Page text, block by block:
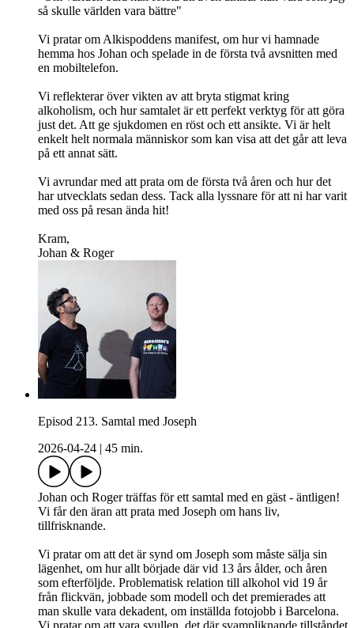
så skulle världen vara bättre"
Vi pratar om Alkispoddens manifest, om hur vi hamnade
hemma hos Johan och spelade in de första två avsnitten med
en mobiltelefon.
Vi reflekterar över vikten av att bryta stigmat kring
alkoholism, och hur samtalet är ett perfekt verktyg för att göra
just det. Att ge sjukdomen en röst och ett ansikte. Vi är helt
enkelt helt normala människor som kan visa att det går att leva
på ett annat sätt.
Vi avrundar med att prata om de första två åren och hur det
har utvecklats sedan dess. Tack alla lyssnare för att ni har varit
med oss på resan ända hit!
Kram,
Johan & Roger
Episod 213. Samtal med Joseph
2026-04-24
45 min.
Johan och Roger träffas för ett samtal med en gäst - äntligen!
Vi får den äran att prata med Joseph om hans liv,
tillfrisknande.
Vi pratar om att det är synd om Joseph som måste sälja sin
lägenhet, om hur allt började där vid 13 års ålder, och åren
som efterföljde. Problematisk relation till alkohol vid 19 år
från flickvän, jobbade som modell och det premierades att
man skulle vara dekadent, om inställda fotojobb i Barcelona.